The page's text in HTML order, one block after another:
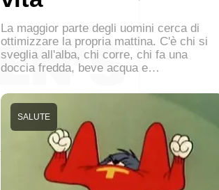
La maggior parte degli uomini cerca di
ottimizzare la propria mattina. C'è chi si
sveglia all'alba, chi corre, chi fa una
doccia fredda, beve acqua e…
SALUTE